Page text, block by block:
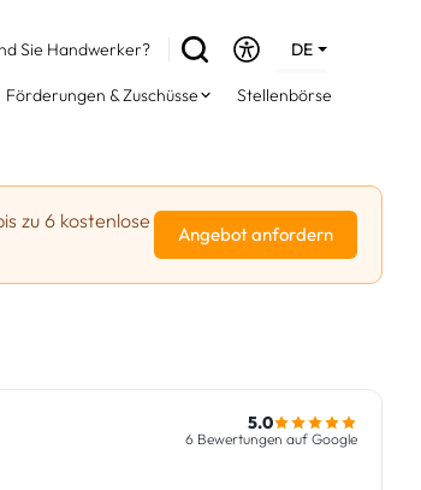
Sie Handwerker?
DE
EN
Förderungen & Zuschüsse Stellenbörse
zu 6 kostenlose
Angebot anfordern
5.0
6 Bewertungen auf Google